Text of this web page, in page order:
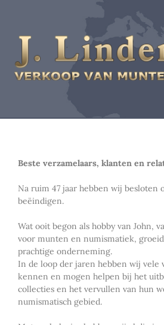
Beste verzamelaars, klanten en
Na ruim 47 jaar hebben wij besloten
beëindigen.
Wat ooit begon als hobby van John,
voor munten en numismatiek,
prachtige onderneming.
In de loop der jaren hebben wij vele
kennen en mogen helpen bij het
collecties en het vervullen van hun
numismatisch gebied.